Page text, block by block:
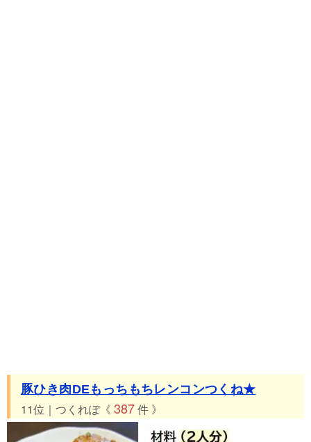
豚ひき肉DEもっちもちレンコンつくね★
11位｜つくれぽ《 387件 》